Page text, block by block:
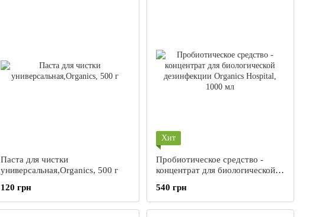
Паста для чистки
универсальная,Organics, 500 г
120 грн
Хит
Пробиотическое средство -
концентрат для биологической
1000 мл
540 грн